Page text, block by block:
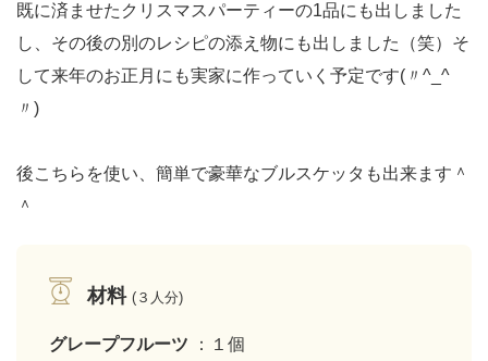
既に済ませたクリスマスパーティーの1品にも出しました
し、その後の別のレシピの添え物にも出しました（笑）そ
して来年のお正月にも実家に作っていく予定です(〃^_^
〃)
後こちらを使い、簡単で豪華なブルスケッタも出来ます＾
＾
材料 (３人分)
グレープフルーツ ：１個